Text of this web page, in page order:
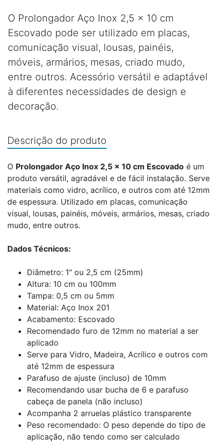
O Prolongador Aço Inox 2,5 x 10 cm
Escovado pode ser utilizado em placas,
comunicação visual, lousas, painéis,
móveis, armários, mesas, criado mudo,
entre outros. Acessório versátil e adaptável
à diferentes necessidades de design e
decoração.
Descrição do produto
O Prolongador Aço Inox 2,5 x 10 cm Escovado é um
produto versátil, agradável e de fácil instalação. Serve
materiais como vidro, acrílico, e outros com até 12mm
de espessura. Utilizado em placas, comunicação
visual, lousas, painéis, móveis, armários, mesas, criado
mudo, entre outros.
Dados Técnicos:
Diâmetro: 1" ou 2,5 cm (25mm)
Altura: 10 cm ou 100mm
Tampa: 0,5 cm ou 5mm
Material: Aço Inox 201
Acabamento: Escovado
Recomendado furo de 12mm no material a ser
aplicado
Serve para Vidro, Madeira, Acrílico e outros com
até 12mm de espessura
Parafuso de ajuste (incluso) de 10mm
Recomendando usar bucha de 6 e parafuso
cabeça de panela (não incluso)
Acompanha 2 arruelas plástico transparente
Peso recomendado: O peso depende do tipo de
aplicação, não tendo como ser calculado